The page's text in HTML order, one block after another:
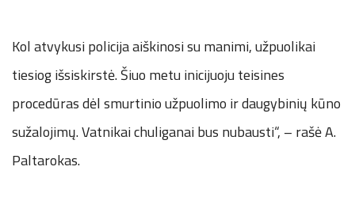
Kol atvykusi policija aiškinosi su manimi, užpuolikai
tiesiog išsiskirstė. Šiuo metu inicijuoju teisines
procedūras dėl smurtinio užpuolimo ir daugybinių kūno
sužalojimų. Vatnikai chuliganai bus nubausti“, – rašė A.
Paltarokas.